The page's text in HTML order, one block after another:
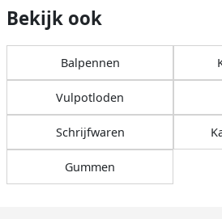
Bekijk ook
Balpennen
Vulpotloden
Schrijfwaren
Gummen